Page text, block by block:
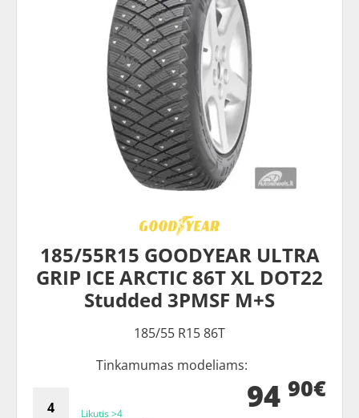
185/55R15 GOODYEAR ULTRA
GRIP ICE ARCTIC 86T XL DOT22
Studded 3PMSF M+S
185/55 R15 86T
Tinkamumas modeliams:
Likutis >4 94 90€